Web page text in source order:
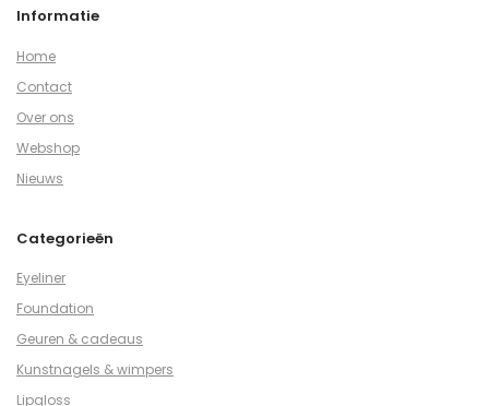
Informatie
Home
Contact
Over ons
Webshop
Nieuws
Categorieën
Eyeliner
Foundation
Geuren & cadeaus
Kunstnagels & wimpers
Lipgloss